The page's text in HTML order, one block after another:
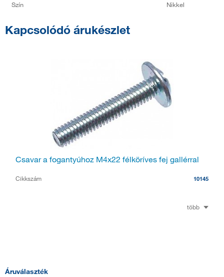
Szín Nikkel
Kapcsolódó árukészlet
Csavar a fogantyúhoz M4x22 félköríves fej gallérral
Cikkszám 10145
több
Áruválaszték